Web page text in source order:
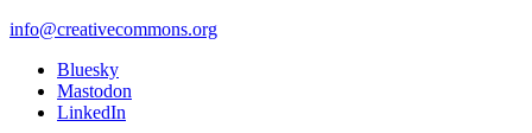
info@creativecommons.org
Bluesky
Mastodon
LinkedIn